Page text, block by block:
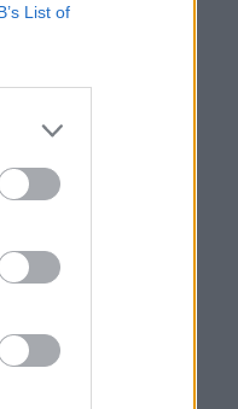
List of